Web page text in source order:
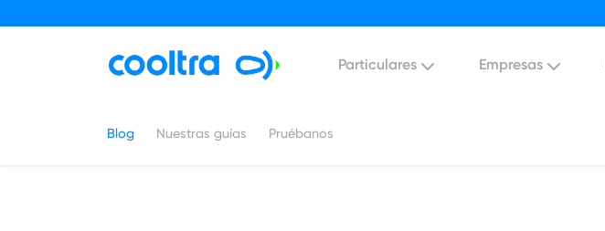
Particulares Empresas
Blog Nuestras guías Pruébanos